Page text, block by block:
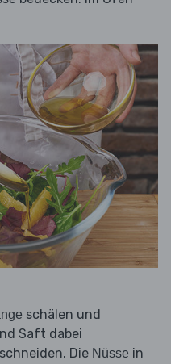
schälen und
Saft dabei
Die Nüsse in